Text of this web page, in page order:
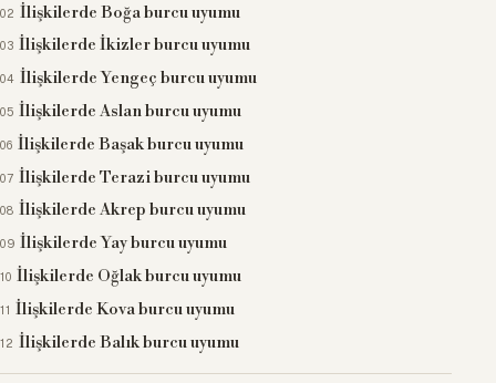
İlişkilerde Boğa burcu uyumu
İlişkilerde İkizler burcu uyumu
İlişkilerde Yengeç burcu uyumu
İlişkilerde Aslan burcu uyumu
İlişkilerde Başak burcu uyumu
İlişkilerde Terazi burcu uyumu
İlişkilerde Akrep burcu uyumu
İlişkilerde Yay burcu uyumu
İlişkilerde Oğlak burcu uyumu
İlişkilerde Kova burcu uyumu
İlişkilerde Balık burcu uyumu